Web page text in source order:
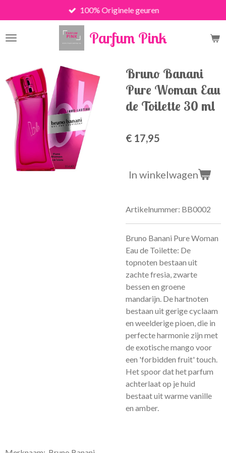
direct
naar
Parfum Pink
100% Originele geuren
Bruno Banani
Pure Woman Eau
de Toilette 30 ml
€ 17,95
In winkelwagen
Artikelnummer: BB0002
Bruno Banani Pure Woman
Eau de Toilette: De
topnoten bestaan uit
zachte fresia, zwarte
bessen en groene
mandarijn. De hartnoten
bestaan uit gerige cyclaam
en weelderige pioen, die in
perfecte harmonie zijn met
de exotische mango voor
een 'forbidden fruit' touch.
Het spoor dat het parfum
achterlaat op je huid
bestaat uit warme vanille
en amber.